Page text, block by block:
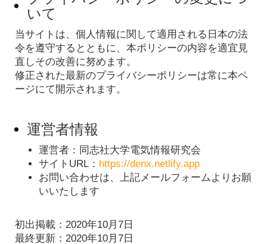
いて
当サイトは、個人情報に関して適用される日本の法
令を遵守するとともに、本ポリシーの内容を適宜見
直しその改善に努めます。
修正された最新のプライバシーポリシーは常に本ペ
ージにて開示されます。
運営者情報
運営者：同志社大学電気情報研究会
サイトURL： https://denx.netlify.app
お問い合わせは、上記メールフォームよりお願
いいたします
初出掲載：2020年10月7日
最終更新：2020年10月7日